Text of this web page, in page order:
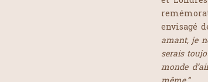
envisagé
amant, je
serais
monde